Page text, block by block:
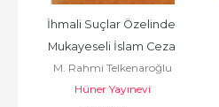
İhmali Suçlar Özelinde
Mukayeseli İslam Ceza
Hukuku
M. Rahmi Telkenaroğlu
Hüner Yayınevi